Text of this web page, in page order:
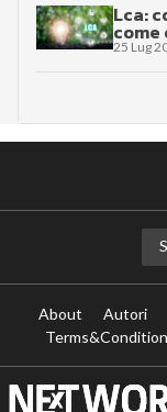
Lca:
come
25 Lug
About Autori